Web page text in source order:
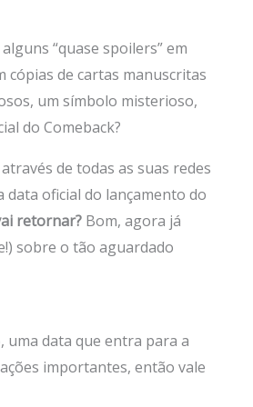
“quase spoilers” em
cópias de cartas manuscritas
um símbolo misterioso,
do Comeback?
através de todas as suas redes
data oficial do lançamento do
retornar? Bom, agora já
sobre o tão aguardado
uma data que entra para a
importantes, então vale